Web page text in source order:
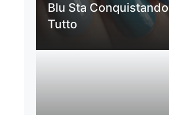
Blu Sta Conquistando
Tutto